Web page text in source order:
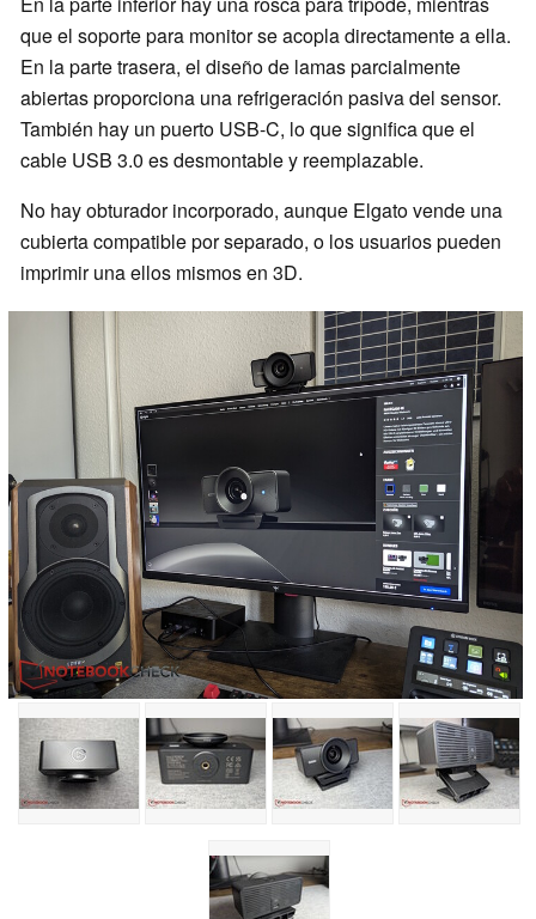
que el soporte para monitor se acopla directamente a ella.
En la parte trasera, el diseño de lamas parcialmente
abiertas proporciona una refrigeración pasiva del sensor.
También hay un puerto USB-C, lo que significa que el
cable USB 3.0 es desmontable y reemplazable.
No hay obturador incorporado, aunque Elgato vende una
cubierta compatible por separado, o los usuarios pueden
imprimir una ellos mismos en 3D.